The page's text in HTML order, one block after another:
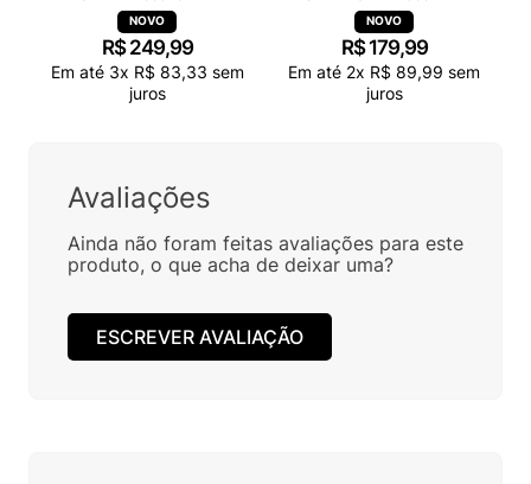
R$ 249,99
Em até 3x R$ 83,33 sem
juros
R$ 179,99
Em até 2x R$ 89,99 sem
juros
Avaliações
Ainda não foram feitas avaliações para este
produto, o que acha de deixar uma?
ESCREVER AVALIAÇÃO